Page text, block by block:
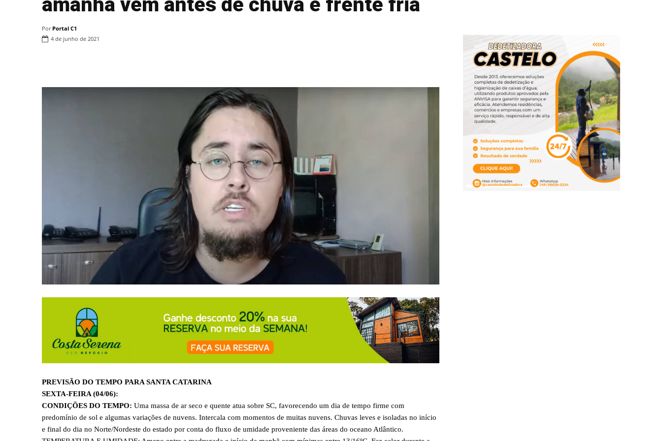
Por Portal C1
4 de junho de 2021
PREVISÃO DO TEMPO PARA SANTA CATARINA
SEXTA-FEIRA (04/06):
CONDIÇÕES DO TEMPO: Uma massa de ar seco e quente atua sobre SC, favorecendo um dia de tempo firme com
predomínio de sol e algumas variações de nuvens. Intercala com momentos de muitas nuvens. Chuvas leves e isoladas no início
e final do dia no Norte/Nordeste do estado por conta do fluxo de umidade proveniente das áreas do oceano Atlântico.